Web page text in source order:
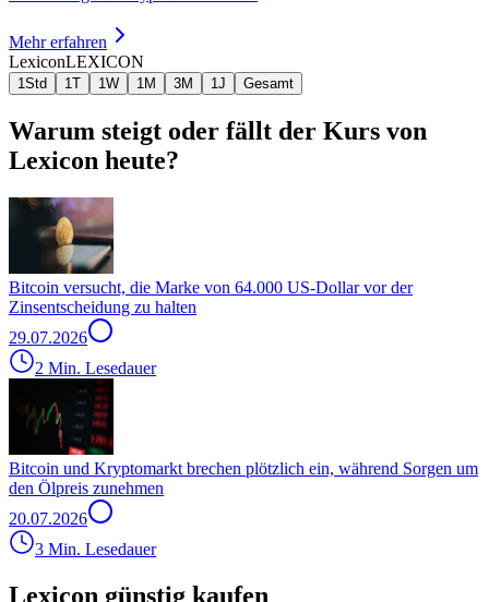
Mehr erfahren
LexiconLEXICON
1Std 1T 1W 1M 3M 1J Gesamt
Warum steigt oder fällt der Kurs von
Lexicon heute?
Bitcoin versucht, die Marke von 64.000 US-Dollar vor der
Zinsentscheidung zu halten
29.07.2026
2 Min. Lesedauer
Bitcoin und Kryptomarkt brechen plötzlich ein, während Sorgen um
den Ölpreis zunehmen
20.07.2026
3 Min. Lesedauer
Lexicon günstig kaufen